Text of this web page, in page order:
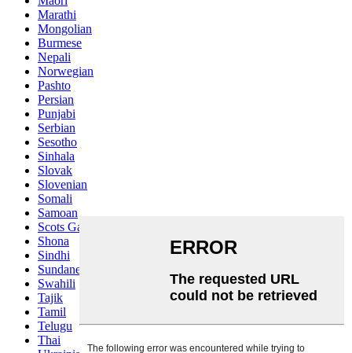
Marathi
Mongolian
Burmese
Nepali
Norwegian
Pashto
Persian
Punjabi
Serbian
Sesotho
Sinhala
Slovak
Slovenian
Somali
Samoan
Scots Gaelic
Shona
Sindhi
Sundanese
Swahili
Tajik
Tamil
Telugu
Thai